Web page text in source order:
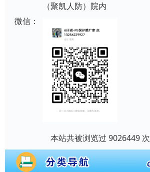
（聚凯人防）院内
微信：
本站共被浏览过 9026449 次